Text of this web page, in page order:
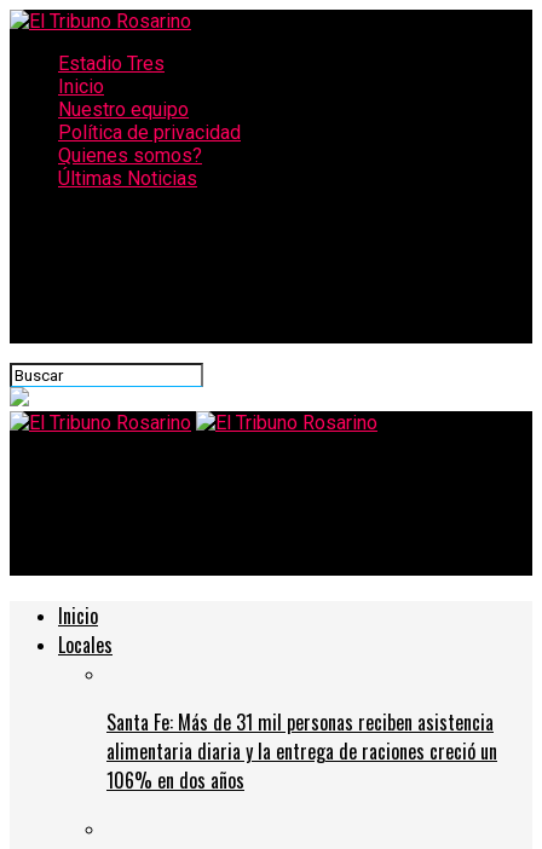
Estadio Tres
Inicio
Nuestro equipo
Política de privacidad
Quienes somos?
Últimas Noticias
Inicio
Locales
Santa Fe: Más de 31 mil personas reciben asistencia
alimentaria diaria y la entrega de raciones creció un
106% en dos años